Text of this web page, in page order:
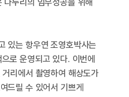
다누리의 임무성공을 위해
있는 항우연 조영호박사는
로 운영되고 있다. 이번에
리에서 촬영하여 해상도가
드릴 수 있어서 기쁘게